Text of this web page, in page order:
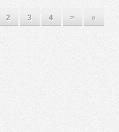
2 3 4 > »